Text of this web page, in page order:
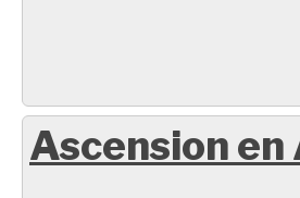
Ascension en